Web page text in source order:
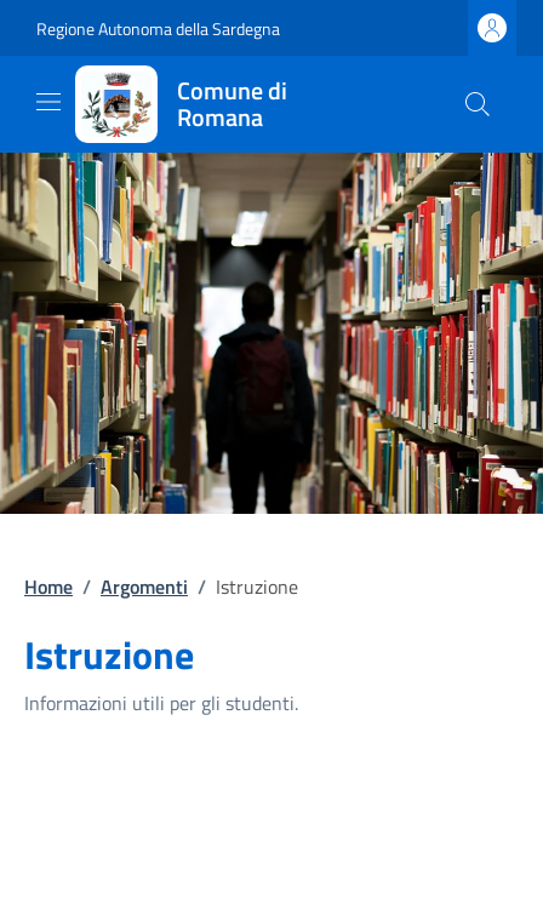
Regione Autonoma della Sardegna
Comune di
Romana
Home / Argomenti / Istruzione
Istruzione
Informazioni utili per gli studenti.